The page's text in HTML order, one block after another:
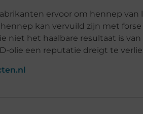
ervoor om hennep
kan vervuild zijn met
niet het haalbare resultaat is
olie een reputatie dreigt te